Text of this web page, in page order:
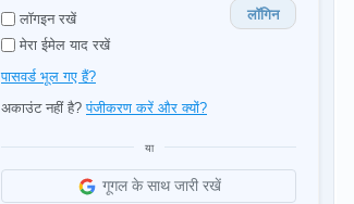
लॉगइन रखें
लॉगिन
मेरा ईमेल याद रखें
पासवर्ड भूल गए हैं?
अकाउंट नहीं है?पंजीकरण करें और क्यों?
या
गूगल के साथ जारी रखें